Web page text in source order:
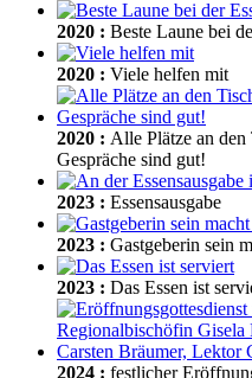
2020 : Beste Laune bei
2020 : Viele helfen mit
2020 : Alle Plätze an den
Gespräche sind gut!
2023 : Essensausgabe
2023 : Gastgeberin sein
2023 : Das Essen ist
2024 : festlicher